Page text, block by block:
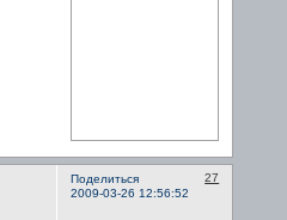
Поделиться
27
2009-03-26 12:56:52